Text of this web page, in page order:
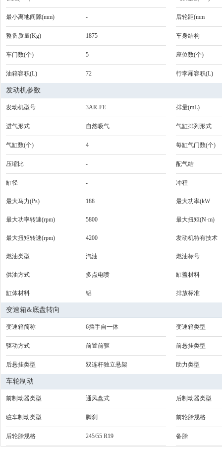
最小离地间隙(mm) - 后轮距(mm
整备质量(Kg) 1875 车身结构
车门数(个) 5 座位数(个)
油箱容积(L) 72 行李厢容积(L)
发动机参数
发动机型号 3AR-FE 排量(mL)
进气形式 自然吸气 气缸排列形式
气缸数(个) 4 每缸气门数(个)
压缩比 - 配气结
缸径 - 冲程
最大马力(Ps) 188 最大功率(kW
最大功率转速(rpm) 5800 最大扭矩(N·m)
最大扭矩转速(rpm) 4200 发动机特有技术
燃油类型 汽油 燃油标号
供油方式 多点电喷 缸盖材料
缸体材料 铝 排放标准
变速箱&底盘转向
变速箱简称 6挡手自一体 变速箱类型
驱动方式 前置前驱 前悬挂类型
后悬挂类型 双连杆独立悬架 助力类型
车轮制动
前制动器类型 通风盘式 后制动器类型
驻车制动类型 脚刹 前轮胎规格
后轮胎规格 245/55 R19 备胎